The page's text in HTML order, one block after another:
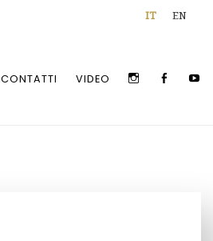
IT EN
CONTATTI VIDEO INSTAGRAM